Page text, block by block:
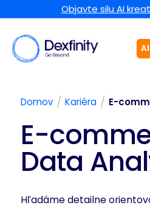
Objavte silu AI
Domov / Kariéra / E-
E-
Data
Hľadáme detailne